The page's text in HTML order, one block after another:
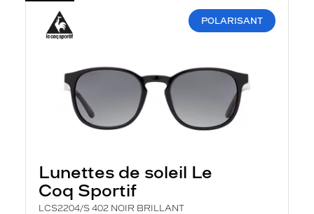
POLARISANT
Lunettes de soleil Le
Coq Sportif
LCS2204/S 402 NOIR BRILLANT